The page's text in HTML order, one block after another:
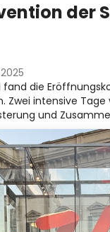
der
fand die
Zwei intensive
und